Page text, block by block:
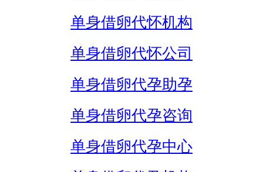
单身借卵代怀机构
单身借卵代怀公司
单身借卵代孕助孕
单身借卵代孕咨询
单身借卵代孕中心